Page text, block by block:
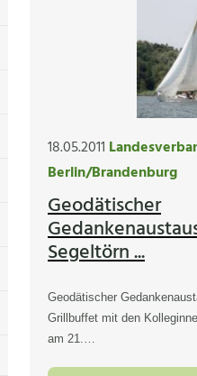
18.05.2011
Berlin/Brandenburg
Geodätischer
Segeltörn ...
Geodätischer
Grillbuffet mit den
am 21.…